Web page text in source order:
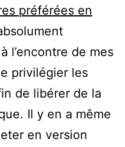
préférées en
l’encontre de mes
privilégier les
de libérer de la
Il y en a même
en version